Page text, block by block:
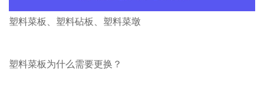
塑料菜板、塑料砧板、塑料菜墩
塑料菜板为什么需要更换？